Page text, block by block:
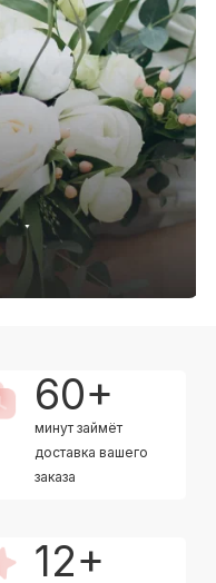
60+
минут займёт
доставка вашего
заказа
12+